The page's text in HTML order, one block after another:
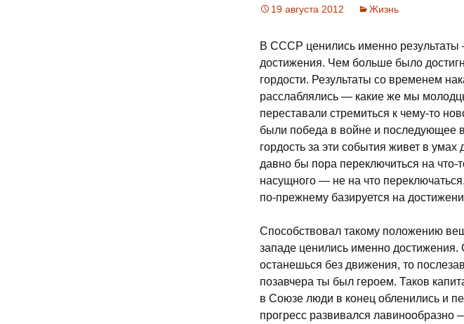
19 августа 2012 Жизнь
В СССР ценились именно
достижения. Чем больше было
гордости. Результаты со временем
расслаблялись — какие же мы
переставали стремиться к чему-то
были победа в войне и последующее
гордость за эти события живет в
давно бы пора переключиться на что-
насущного — не на что
по-прежнему базируется на
Способствовал такому положению
западе ценились именно
останешься без движения, то
позавчера ты был героем. Таков
в Союзе люди в конец обленились и
прогресс развивался